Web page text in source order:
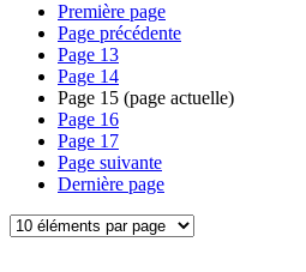
Première page
Page précédente
Page 13
Page 14
Page 15 (page actuelle)
Page 16
Page 17
Page suivante
Dernière page